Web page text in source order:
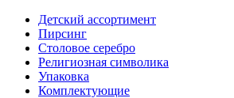
Детский ассортимент
Пирсинг
Столовое серебро
Религиозная символика
Упаковка
Комплектующие